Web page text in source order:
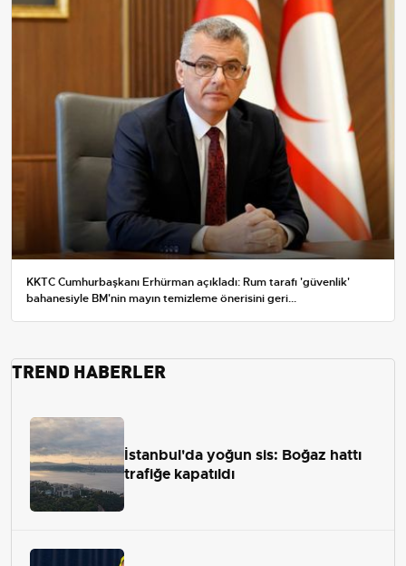
KKTC Cumhurbaşkanı Erhürman açıkladı: Rum tarafı 'güvenlik'
bahanesiyle BM'nin mayın temizleme önerisini geri...
TREND HABERLER
İstanbul'da yoğun sis: Boğaz hattı
trafiğe kapatıldı